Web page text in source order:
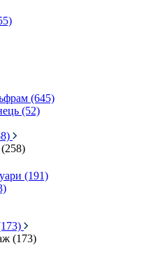
(645)
(52)
(258)
(191)
(173)